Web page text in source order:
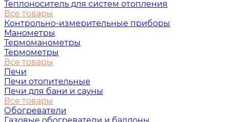
Теплоноситель для систем отопления
Все товары
Контрольно-измерительные приборы
Манометры
Термоманометры
Термометры
Все товары
Печи
Печи отопительные
Печи для бани и сауны
Все товары
Обогреватели